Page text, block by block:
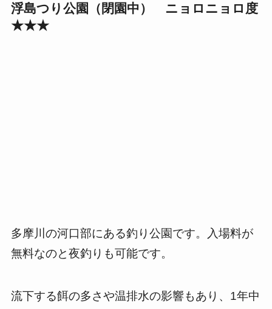
浮島つり公園（閉園中） ニョロニョロ度
★★★
多摩川の河口部にある釣り公園です。入場料が
無料なのと夜釣りも可能です。
流下する餌の多さや温排水の影響もあり、1年中